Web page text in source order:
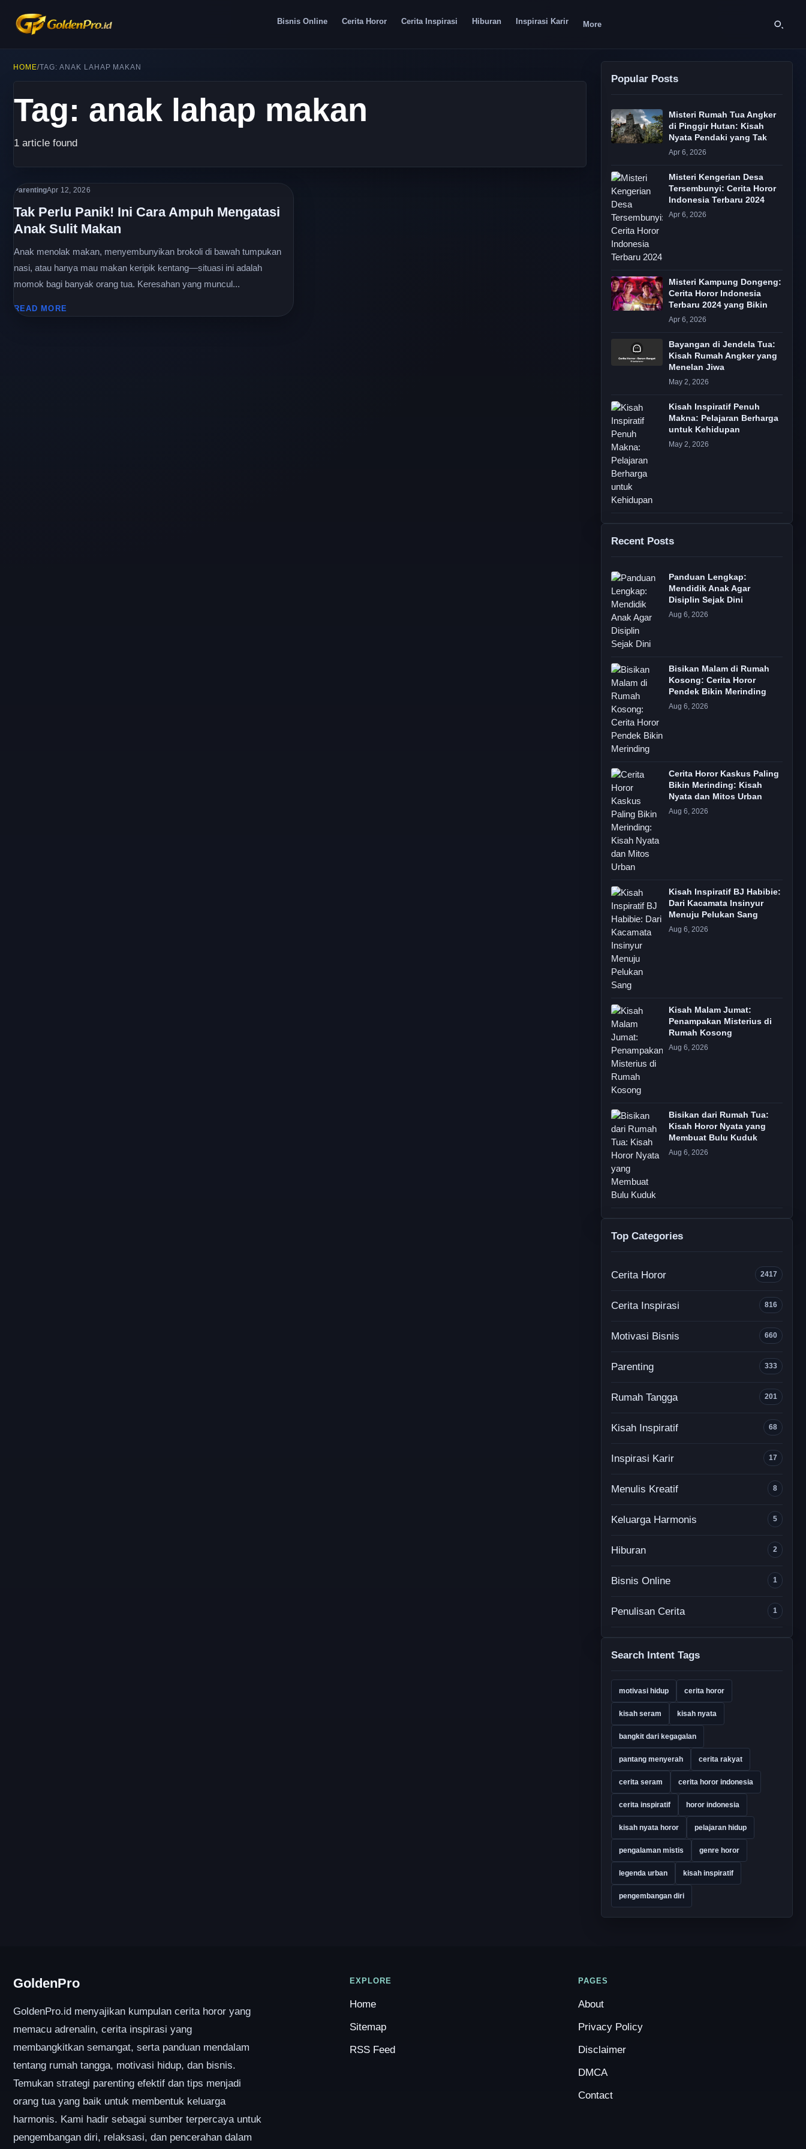
Bisnis Online Cerita Horor Cerita Inspirasi Hiburan Inspirasi Karir More
HOME/TAG: ANAK LAHAP MAKAN
Tag: anak lahap makan
1 article found
ParentingApr 12, 2026
Tak Perlu Panik! Ini Cara Ampuh Mengatasi
Anak Sulit Makan
Anak menolak makan, menyembunyikan brokoli di bawah tumpukan
nasi, atau hanya mau makan keripik kentang—situasi ini adalah
momok bagi banyak orang tua. Keresahan yang muncul...
READ MORE
Popular Posts
Misteri Rumah Tua Angker
di Pinggir Hutan: Kisah
Nyata Pendaki yang Tak
Apr 6, 2026
Misteri Kengerian Desa
Tersembunyi: Cerita Horor
Indonesia Terbaru 2024
Apr 6, 2026
Misteri Kampung Dongeng:
Cerita Horor Indonesia
Terbaru 2024 yang Bikin
Apr 6, 2026
Bayangan di Jendela Tua:
Kisah Rumah Angker yang
Menelan Jiwa
May 2, 2026
Kisah Inspiratif Penuh
Makna: Pelajaran Berharga
untuk Kehidupan
May 2, 2026
Recent Posts
Panduan Lengkap:
Mendidik Anak Agar
Disiplin Sejak Dini
Aug 6, 2026
Bisikan Malam di Rumah
Kosong: Cerita Horor
Pendek Bikin Merinding
Aug 6, 2026
Cerita Horor Kaskus Paling
Bikin Merinding: Kisah
Nyata dan Mitos Urban
Aug 6, 2026
Kisah Inspiratif BJ Habibie:
Dari Kacamata Insinyur
Menuju Pelukan Sang
Aug 6, 2026
Kisah Malam Jumat:
Penampakan Misterius di
Rumah Kosong
Aug 6, 2026
Bisikan dari Rumah Tua:
Kisah Horor Nyata yang
Membuat Bulu Kuduk
Aug 6, 2026
Top Categories
Cerita Horor 2417
Cerita Inspirasi 816
Motivasi Bisnis 660
Parenting 333
Rumah Tangga 201
Kisah Inspiratif 68
Inspirasi Karir 17
Menulis Kreatif 8
Keluarga Harmonis 5
Hiburan 2
Bisnis Online 1
Penulisan Cerita 1
Search Intent Tags
motivasi hidup cerita horor
kisah seram kisah nyata
bangkit dari kegagalan
pantang menyerah cerita rakyat
cerita seram cerita horor indonesia
cerita inspiratif horor indonesia
kisah nyata horor pelajaran hidup
pengalaman mistis genre horor
legenda urban kisah inspiratif
pengembangan diri
GoldenPro
GoldenPro.id menyajikan kumpulan cerita horor yang
memacu adrenalin, cerita inspirasi yang
membangkitkan semangat, serta panduan mendalam
tentang rumah tangga, motivasi hidup, dan bisnis.
Temukan strategi parenting efektif dan tips menjadi
orang tua yang baik untuk membentuk keluarga
harmonis. Kami hadir sebagai sumber terpercaya untuk
pengembangan diri, relaksasi, dan pencerahan dalam
EXPLORE
Home
Sitemap
RSS Feed
PAGES
About
Privacy Policy
Disclaimer
DMCA
Contact